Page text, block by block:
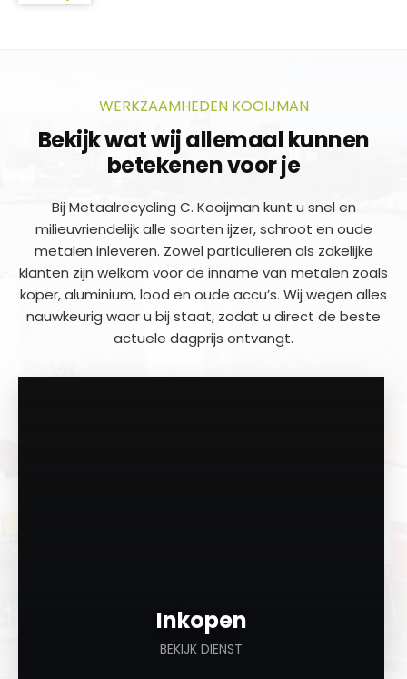
WERKZAAMHEDEN KOOIJMAN
Bekijk wat wij allemaal kunnen
betekenen voor je
Bij Metaalrecycling C. Kooijman kunt u snel en
milieuvriendelijk alle soorten ijzer, schroot en oude
metalen inleveren. Zowel particulieren als zakelijke
klanten zijn welkom voor de inname van metalen zoals
koper, aluminium, lood en oude accu’s. Wij wegen alles
nauwkeurig waar u bij staat, zodat u direct de beste
actuele dagprijs ontvangt.
Inkopen
BEKIJK DIENST